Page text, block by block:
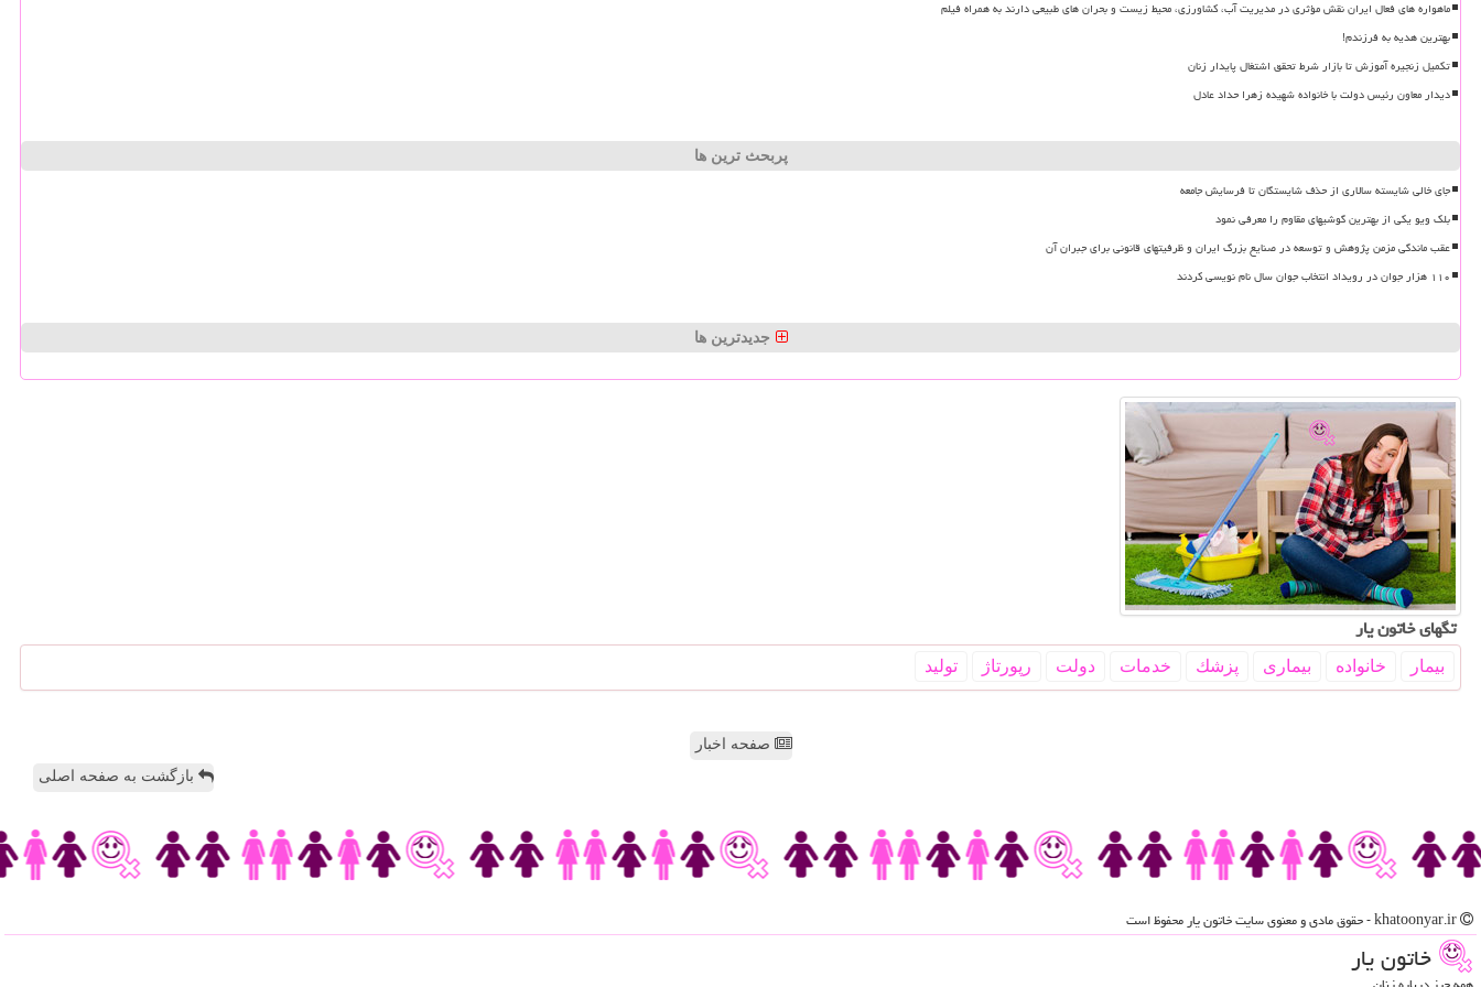
ماهواره های فعال ایران نقش مؤثری در مدیریت آب، کشاورزی، محیط زیست و بحران های طبیعی دارند به همراه فیلم
بهترین هدیه به فرزندم!
تکمیل زنجیره آموزش تا بازار شرط تحقق اشتغال پایدار زنان
دیدار معاون رئیس دولت با خانواده شهیده زهرا حداد عادل
پربحث ترین ها
جای خالی شایسته سالاری از حذف شایستگان تا فرسایش جامعه
بلک ویو یکی از بهترین گوشیهای مقاوم را معرفی نمود
عقب ماندگی مزمن پژوهش و توسعه در صنایع بزرگ ایران و ظرفیتهای قانونی برای جبران آن
۱۱۰ هزار جوان در رویداد انتخاب جوان سال نام نویسی کردند
جدیدترین ها
تگهای خاتون یار
بیمار خانواده بیماری پزشك خدمات دولت رپورتاژ تولید
صفحه اخبار
بازگشت به صفحه اصلی
خاتون یار